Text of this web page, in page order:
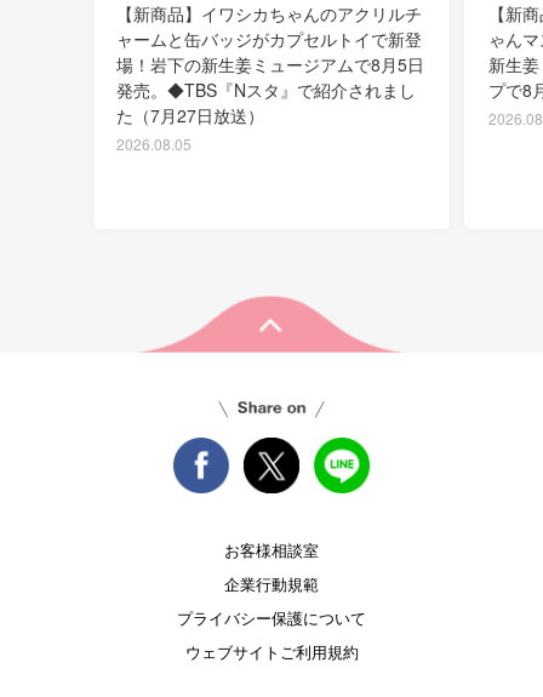
【新商品】イワシカちゃんのアクリルチ
ャームと缶バッジがカプセルトイで新登
場！岩下の新生姜ミュージアムで8月5日
発売。◆TBS『Nスタ』で紹介されまし
た（7月27日放送）
2026.08.05
【新
ゃん
新生
プで8
お客様相談室
企業行動規範
プライバシー保護について
ウェブサイトご利用規約